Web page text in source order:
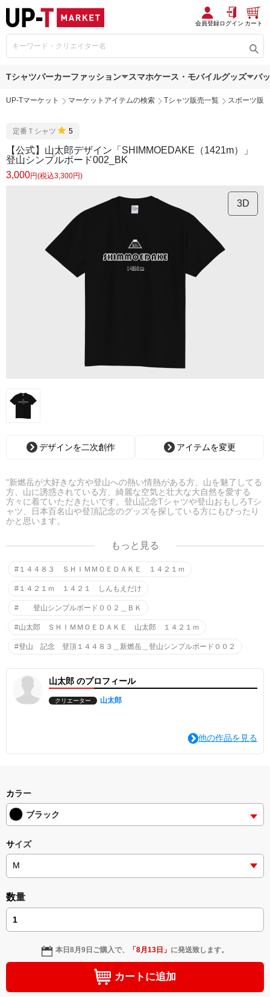
会員登録ログイン カート
Tシャツパーカーファッション スマホケース・モバイルグッズ バ
UP-Tマーケット マーケットアイテムの検索 Tシャツ販売一覧 スポーツ販
定番Ｔシャツ 5
【公式】山太郎デザイン「SHIMMOEDAKE（1421m）」
登山シンプルボード002_BK
3,000円(税込3,300円)
3D
デザインを二次創作 アイテムを変更
"新燃岳が大好きな方や登山への熱い情熱がある方、山を魅了してる
方、山に誘惑されている方、綺麗な空気と壮大な大自然を愛する
方々に着ていただきたいです。登山記念Tシャツや登山おもしろTシ
ャツ、日本百名山や登頂記念のグッズを探している方にもぴったり
かと思います。
今回のデザインは「山太郎 新燃岳 登山シンプルボード002_BK」
です。
シャツ以外のグッズや他にもデザインを作っています。
す。
山太郎 新燃岳 山太郎 しんもえだけ 山太郎 1421m
山太郎デザインストア https://yamataro.designstore.jp/
もっと見る
#１４４８３ ＳＨＩＭＭＯＥＤＡＫＥ １４２１ｍ
#１４２１ｍ １４２１ しんもえだけ
# 登山シンプルボード００２＿ＢＫ
#山太郎 ＳＨＩＭＭＯＥＤＡＫＥ 山太郎 １４２１ｍ
#登山 記念 登頂１４４８３＿新燃岳＿登山シンプルボード００２
山太郎 のプロフィール
クリエーター 山太郎
他の作品を見る
カラー
ブラック
サイズ
数量
本日8月9日 ご購入で、 「8月13日 」 に発送致します。
カートに追加